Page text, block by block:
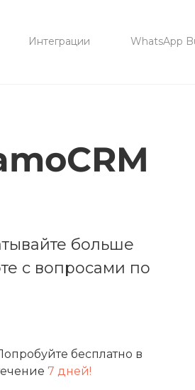
Интеграции WhatsApp
больше
с вопросами по
бесплатно в
7 дней!